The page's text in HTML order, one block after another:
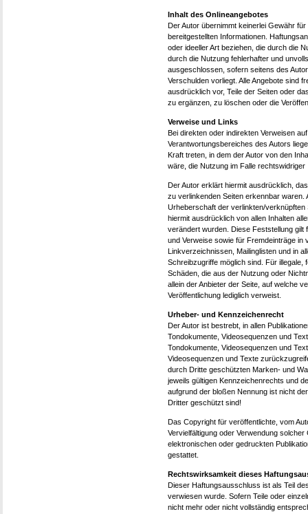
Inhalt des Onlineangebotes
Der Autor übernimmt keinerlei Gewähr
bereitgestellten Informationen.
oder ideeller Art beziehen, die durch die
durch die Nutzung fehlerhafter und
ausgeschlossen, sofern seitens des
Verschulden vorliegt. Alle Angebote sind
ausdrücklich vor, Teile der Seiten oder
zu ergänzen, zu löschen oder die
Verweise und Links
Bei direkten oder indirekten Verweisen
Verantwortungsbereiches des Autors
Kraft treten, in dem der Autor von den
wäre, die Nutzung im Falle
Der Autor erklärt hiermit ausdrücklich,
zu verlinkenden Seiten erkennbar waren.
Urheberschaft der verlinkten/verknüpften
hiermit ausdrücklich von allen Inhalten
verändert wurden. Diese Feststellung gilt
und Verweise sowie für Fremdeinträge
Linkverzeichnissen, Mailinglisten und in
Schreibzugriffe möglich sind. Für illegale,
Schäden, die aus der Nutzung oder
allein der Anbieter der Seite, auf welche
Veröffentlichung lediglich verweist.
Urheber- und Kennzeichenrecht
Der Autor ist bestrebt, in allen
Tondokumente, Videosequenzen und
Tondokumente, Videosequenzen und
Videosequenzen und Texte
durch Dritte geschützten Marken- und
jeweils gültigen Kennzeichenrechts und
aufgrund der bloßen Nennung ist nicht
Dritter geschützt sind!
Das Copyright für veröffentlichte, vom
Vervielfältigung oder Verwendung
elektronischen oder gedruckten
gestattet.
Rechtswirksamkeit dieses
Dieser Haftungsausschluss ist als Teil
verwiesen wurde. Sofern Teile oder
nicht mehr oder nicht vollständig